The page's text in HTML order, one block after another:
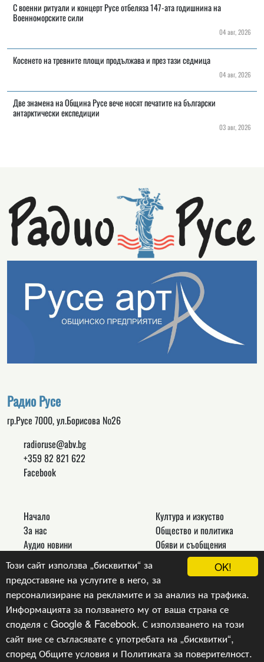
OK!
Този сайт използва „бисквитки“ за
предоставяне на услугите в него, за
персонализиране на рекламите и за анализ на трафика.
Информацията за ползването му от ваша страна се
споделя с Google & Facebook. С използването на този
сайт вие се съгласявате с употребата на „бисквитки“,
споредОбщите условия и Политиката за поверителност.
С военни ритуали и концерт Русе отбеляза 147-ата годишнина на
Военноморските сили
04 авг, 2026
Косенето на тревните площи продължава и през тази седмица
04 авг, 2026
Две знамена на Община Русе вече носят печатите на български
антарктически експедиции
03 авг, 2026
Радио Русе
гр.Русе 7000, ул.Борисова №26
radioruse@abv.bg
+359 82 821 622
Facebook
Начало
За нас
Аудио новини
Връзки
Контакти
Култура и изкуство
Общество и политика
Обяви и съобщения
Новини
Други
Copyright © 2024, v.1.0,Радио Русе, Уеб Дизайн и
програмиране :Гейт.БГ ЕООД